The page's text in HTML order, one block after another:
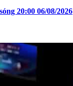
20:00 06/08/2026